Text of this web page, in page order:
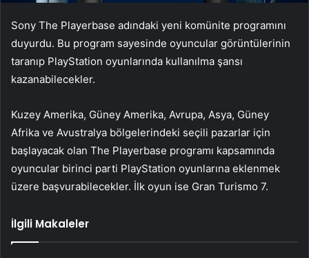
Sony The Playerbase adındaki yeni komünite programını
duyurdu. Bu program sayesinde oyuncular görüntülerinin
taranıp PlayStation oyunlarında kullanılma şansı
kazanabilecekler.
Kuzey Amerika, Güney Amerika, Avrupa, Asya, Güney
Afrika ve Avustralya bölgelerindeki seçili pazarlar için
başlayacak olan The Playerbase programı kapsamında
oyuncular birinci parti PlayStation oyunlarına eklenmek
üzere başvurabilecekler. İlk oyun ise Gran Turismo 7.
İlgili Makaleler